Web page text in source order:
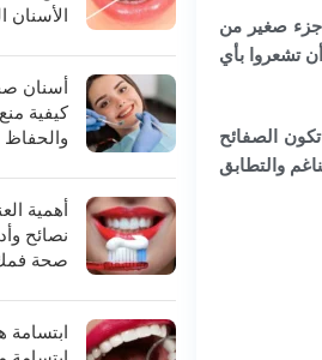
جزء صغير من
تشعروا بأي
الصفائح
والتطابق
الأسنان
أسنان
كيفية
أهمية
نصائح
صحة